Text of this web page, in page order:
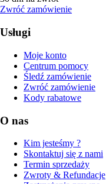
Zwróć zamówienie
Usługi
Moje konto
Centrum pomocy
Śledź zamówienie
Zwróć zamówienie
Kody rabatowe
O nas
Kim jesteśmy ?
Skontaktuj się z nami
Termin sprzedaży
Zwroty & Refundacje